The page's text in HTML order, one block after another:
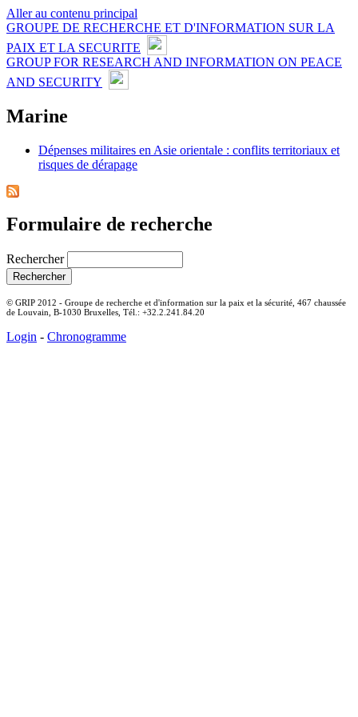
Aller au contenu principal
GROUPE DE RECHERCHE ET D'INFORMATION SUR LA
PAIX ET LA SECURITE
GROUP FOR RESEARCH AND INFORMATION ON PEACE
AND SECURITY
Marine
Dépenses militaires en Asie orientale : conflits territoriaux et
risques de dérapage
Formulaire de recherche
Rechercher
© GRIP 2012 - Groupe de recherche et d'information sur la paix et la sécurité, 467 chaussée
de Louvain, B-1030 Bruxelles, Tél.: +32.2.241.84.20
Login - Chronogramme